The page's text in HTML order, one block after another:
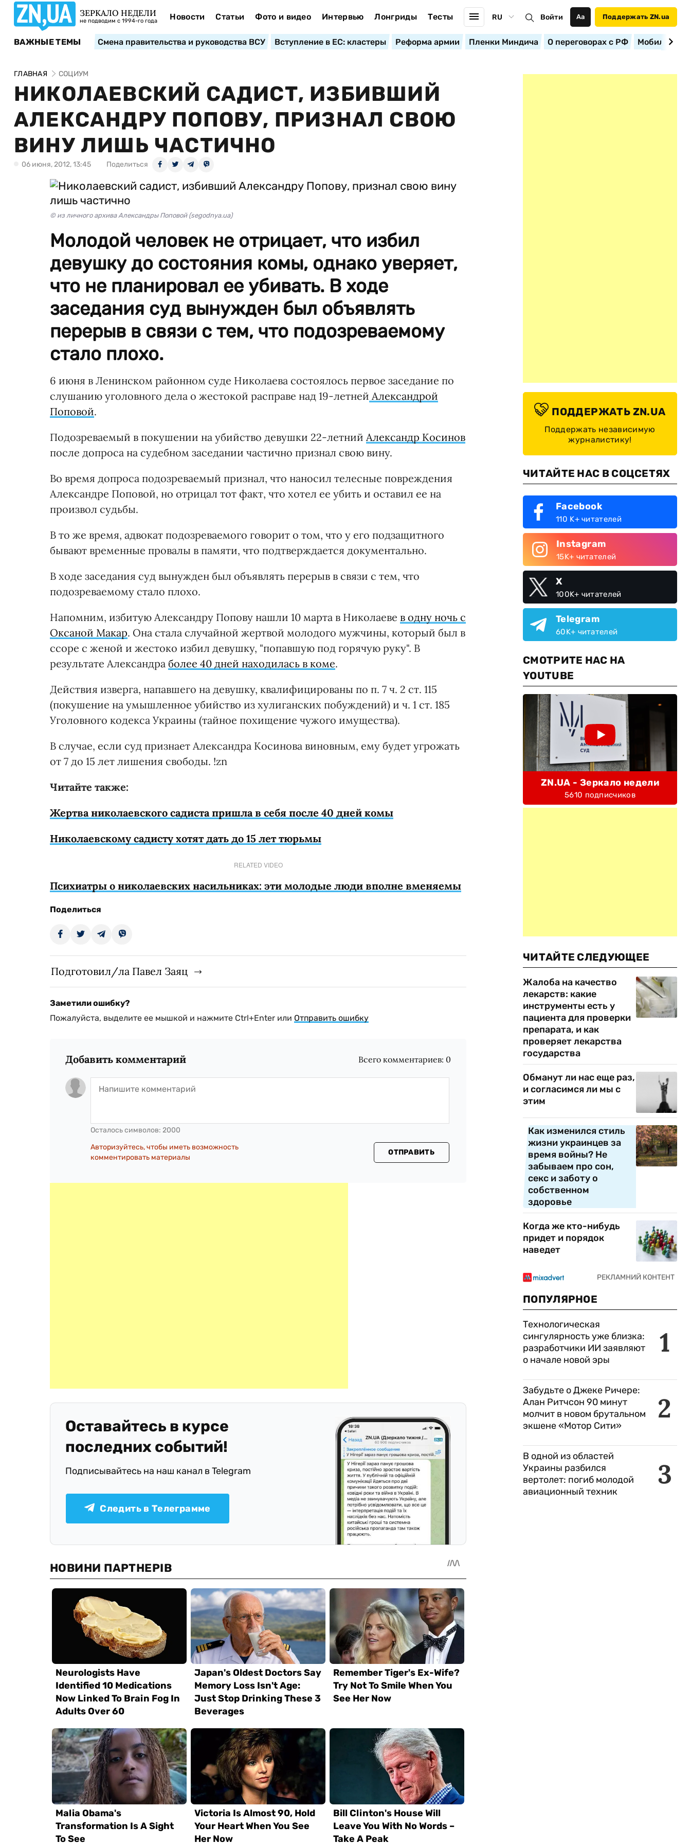
ЗЕРКАЛО НЕДЕЛИ
не подводим с 1994-го года Новости Статьи Фото и видео Интервью Лонгриды Тесты RU Войти Аа Поддержать ZN.ua
ВАЖНЫЕ ТЕМЫ Смена правительства и руководства ВСУ Вступление в ЕС: кластеры Реформа армии Пленки Миндича О переговорах с РФ
ГЛАВНАЯ СОЦИУМ
НИКОЛАЕВСКИЙ САДИСТ, ИЗБИВШИЙ
АЛЕКСАНДРУ ПОПОВУ, ПРИЗНАЛ СВОЮ
ВИНУ ЛИШЬ ЧАСТИЧНО
06 июня, 2012, 13:45 Поделиться
© из личного архива Александры Поповой (segodnya.ua)
Молодой человек не отрицает, что избил
девушку до состояния комы, однако уверяет,
что не планировал ее убивать. В ходе
заседания суд вынужден был объявлять
перерыв в связи с тем, что подозреваемому
стало плохо.
6 июня в Ленинском районном суде Николаева состоялось первое заседание по
слушанию уголовного дела о жестокой расправе над 19-летней Александрой
Поповой.
Подозреваемый в покушении на убийство девушки 22-летний Александр Косинов
после допроса на судебном заседании частично признал свою вину.
Во время допроса подозреваемый признал, что наносил телесные повреждения
Александре Поповой, но отрицал тот факт, что хотел ее убить и оставил ее на
произвол судьбы.
В то же время, адвокат подозреваемого говорит о том, что у его подзащитного
бывают временные провалы в памяти, что подтверждается документально.
В ходе заседания суд вынужден был объявлять перерыв в связи с тем, что
подозреваемому стало плохо.
Напомним, избитую Александру Попову нашли 10 марта в Николаеве в одну ночь с
Оксаной Макар. Она стала случайной жертвой молодого мужчины, который был в
ссоре с женой и жестоко избил девушку, "попавшую под горячую руку". В
результате Александра более 40 дней находилась в коме.
Действия изверга, напавшего на девушку, квалифицированы по п. 7 ч. 2 ст. 115
(покушение на умышленное убийство из хулиганских побуждений) и ч. 1 ст. 185
Уголовного кодекса Украины (тайное похищение чужого имущества).
В случае, если суд признает Александра Косинова виновным, ему будет угрожать
от 7 до 15 лет лишения свободы. !zn
Читайте также:
Жертва николаевского садиста пришла в себя после 40 дней комы
Николаевскому садисту хотят дать до 15 лет тюрьмы
RELATED VIDEO
Психиатры о николаевских насильниках: эти молодые люди вполне вменяемы
Поделиться
Подготовил/ла Павел Заяц
Заметили ошибку?
Пожалуйста, выделите ее мышкой и нажмите Ctrl+Enter или Отправить ошибку
Добавить комментарий Всего комментариев: 0
Осталось символов: 2000
Авторизуйтесь, чтобы иметь возможность
комментировать материалы
ОТПРАВИТЬ
Оставайтесь в курсе
последних событий!
Подписывайтесь на наш канал в Telegram
Следить в Телеграмме
ПОДДЕРЖАТЬ ZN.UA
Поддержать независимую
журналистику!
ЧИТАЙТЕ НАС В СОЦСЕТЯХ
Facebook
110 K+ читателей
Instagram
15K+ читателей
X
100K+ читателей
Telegram
60K+ читателей
СМОТРИТЕ НАС НА
YOUTUBE
ZN.UA - Зеркало недели
5610 подписчиков
ЧИТАЙТЕ СЛЕДУЮЩЕЕ
Жалоба на качество
лекарств: какие
инструменты есть у
пациента для проверки
препарата, и как
проверяет лекарства
государства
Обманут ли нас еще раз,
и согласимся ли мы с
этим
Как изменился стиль
жизни украинцев за
время войны? Не
забываем про сон,
секс и заботу о
собственном
здоровье
Когда же кто-нибудь
придет и порядок
наведет
ПОПУЛЯРНОЕ
1
Технологическая
сингулярность уже близка:
разработчики ИИ заявляют
о начале новой эры
2
Забудьте о Джеке Ричере:
Алан Ритчсон 90 минут
молчит в новом брутальном
экшене «Мотор Сити»
3
В одной из областей
Украины разбился
вертолет: погиб молодой
авиационный техник